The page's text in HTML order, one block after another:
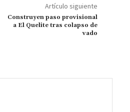
k
Artículo siguiente
Construyen paso provisional
a El Quelite tras colapso de
vado